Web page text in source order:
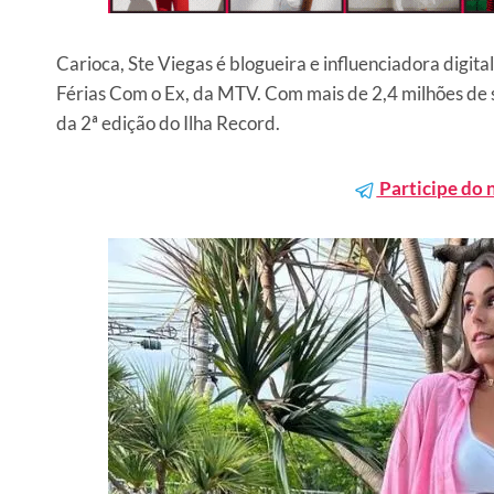
Carioca, Ste Viegas é blogueira e influenciadora
Férias Com o Ex, da MTV. Com mais de 2,4 milhões
da 2ª edição do Ilha Record.
Participe do